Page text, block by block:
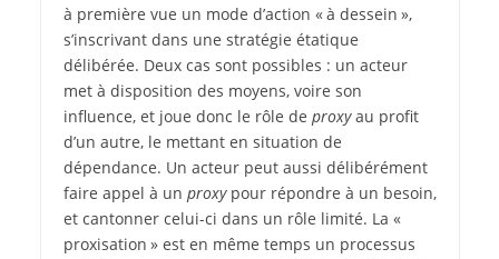
à première vue un mode d’action « à dessein »,
s’inscrivant dans une stratégie étatique
délibérée. Deux cas sont possibles : un acteur
met à disposition des moyens, voire son
influence, et joue donc le rôle de proxyau profit
d’un autre, le mettant en situation de
dépendance. Un acteur peut aussi délibérément
faire appel à un proxypour répondre à un besoin,
et cantonner celui-ci dans un rôle limité. La «
proxisation » est en même temps un processus